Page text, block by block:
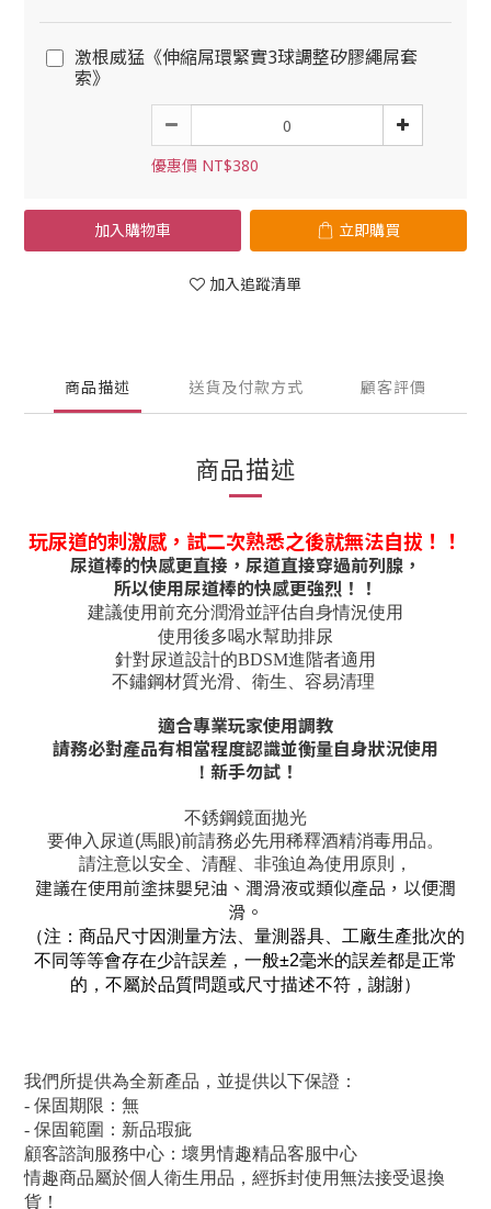
激根威猛《伸縮屌環緊實3球調整矽膠繩屌套
索》
優惠價 NT$380
加入購物車 立即購買
加入追蹤清單
商品描述 送貨及付款方式 顧客評價
商品描述
玩尿道的刺激感，試二次熟悉之後就無法自拔！！
尿道棒的快感更直接，尿道直接穿過前列腺，
所以使用尿道棒的快感更強烈！！
建議使用前充分潤滑並評估自身情況使用
使用後多喝水幫助排尿
針對尿道設計的BDSM進階者適用
不鏽鋼材質光滑、衛生、容易清理
適合專業玩家使用調教
請務必對產品有相當程度認識並衡量自身狀況使用
！ 新手勿試！
不銹鋼鏡面拋光
要伸入尿道(馬眼)前請務必先用稀釋酒精消毒用品。
請注意以安全、清醒、非強迫為使用原則，
建議在使用前塗抹嬰兒油、潤滑液或類似產品，以便潤
滑。
（注：商品尺寸因測量方法、量測器具、工廠生產批次的
不同等等會存在少許誤差，一般±2毫米的誤差都是正常
的，不屬於品質問題或尺寸描述不符，謝謝）
我們所提供為全新產品，並提供以下保證：
- 保固期限：無
- 保固範圍：新品瑕疵
顧客諮詢服務中心：壞男情趣精品客服中心
情趣商品屬於個人衛生用品，經拆封使用無法接受退換
貨！